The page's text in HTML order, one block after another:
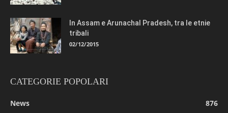
In Assam e Arunachal Pradesh, tra le etnie
tribali
02/12/2015
CATEGORIE POPOLARI
News
876